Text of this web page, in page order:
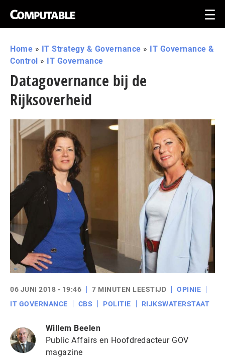
Home » IT Strategy & Governance » IT Governance &
Control » IT Governance
Datagovernance bij de
Rijksoverheid
06 JUNI 2018 - 19:46 7 MINUTEN LEESTIJD
OPINIE
IT GOVERNANCE
CBS POLITIE RIJKSWATERSTAAT
Willem Beelen
Public Affairs en Hoofdredacteur GOV
magazine